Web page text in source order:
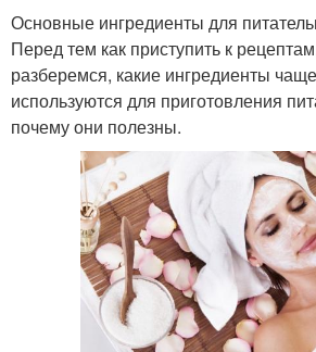
Основные ингредиенты для
Перед тем как приступить к
разберемся, какие ингредиенты
используются для приготовления
почему они полезны.